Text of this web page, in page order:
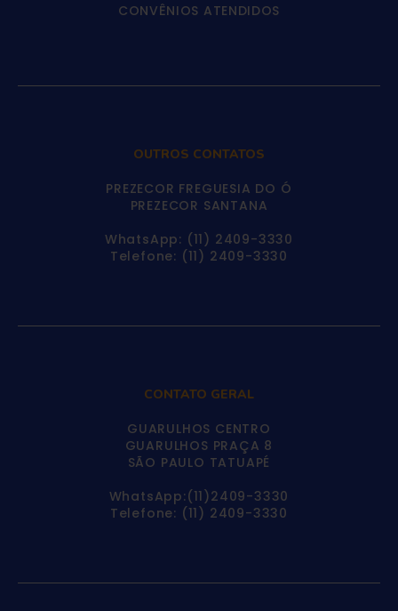
CONTATO GERAL
GUARULHOS CENTRO
GUARULHOS PRAÇA 8
SÃO PAULO TATUAPÉ
WhatsApp:(11)2409-3330
Telefone: (11) 2409-3330
OUTROS CONTATOS
PREZECOR FREGUESIA DO Ó
PREZECOR SANTANA
WhatsApp: (11) 2409-3330
Telefone: (11) 2409-3330
CONVÊNIOS ATENDIDOS